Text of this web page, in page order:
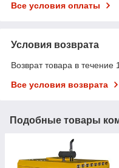
Все условия оплаты
Условия возврата
Возврат товара в течение
Все условия возврата
Подобные товары